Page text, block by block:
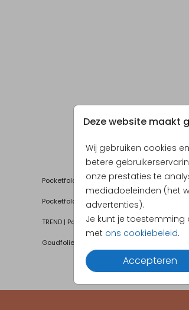
Deze website maakt
Wij gebruiken cookies
betere
onze prestaties te
mediadoeleinden (het
advertenties).
Je kunt je toestemming
met ons cookiebeleid.
Accepteren
Pocketfold | Goudfolie
Pocketfold
TREND | Pocketfold
Goudfolie